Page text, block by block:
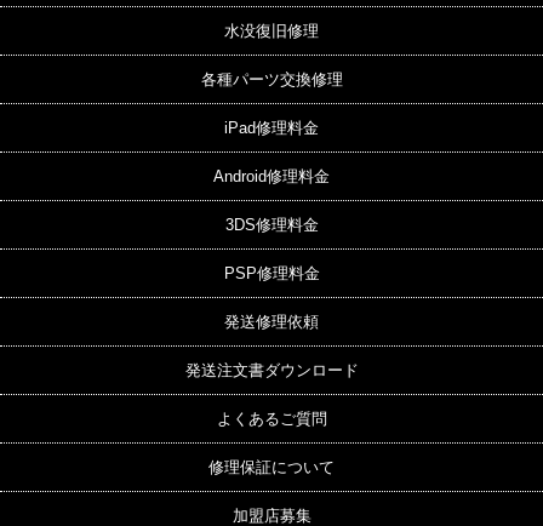
水没復旧修理
各種パーツ交換修理
iPad修理料金
Android修理料金
3DS修理料金
PSP修理料金
発送修理依頼
発送注文書ダウンロード
よくあるご質問
修理保証について
加盟店募集